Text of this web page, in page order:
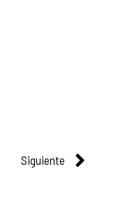
Siguiente